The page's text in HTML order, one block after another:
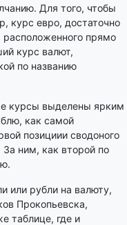
Для того, чтобы
курс евро, достаточно
прямо
курс валют,
по названию
курсы выделены ярким
как самой
позициии сводоного
ним, как второй по
или рубли на валюту,
Прокопьевска,
таблице, где и